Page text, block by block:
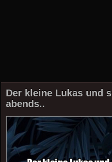
Der kleine Lukas und
abends..